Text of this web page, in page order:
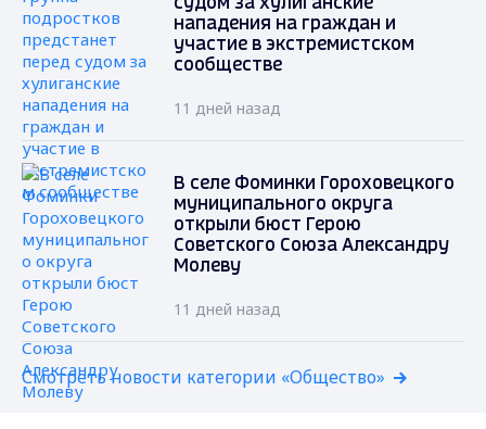
судом за хулиганские
нападения на граждан и
участие в экстремистском
сообществе
11 дней назад
В селе Фоминки Гороховецкого
муниципального округа
открыли бюст Герою
Советского Союза Александру
Молеву
11 дней назад
Смотреть новости категории «Общество»